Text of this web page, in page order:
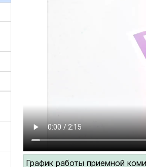
График работы приемной